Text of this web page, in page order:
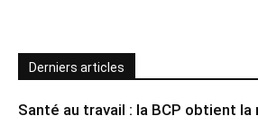
Derniers articles
Santé au travail : la BCP obtient la